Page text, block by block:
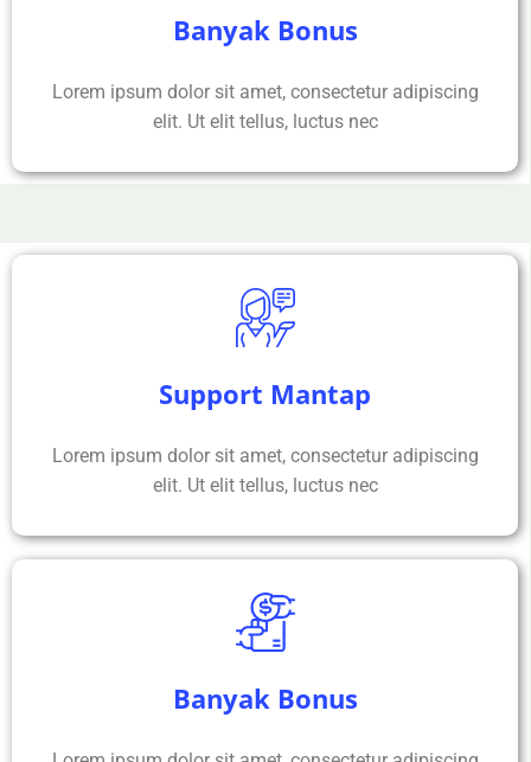
Banyak Bonus
Lorem ipsum dolor sit amet, consectetur adipiscing
elit. Ut elit tellus, luctus nec
Support Mantap
Lorem ipsum dolor sit amet, consectetur adipiscing
elit. Ut elit tellus, luctus nec
Banyak Bonus